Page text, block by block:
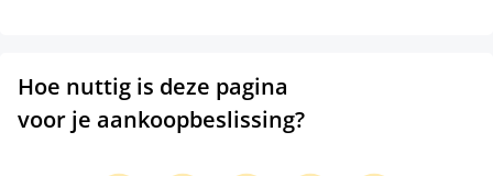
Hoe nuttig is deze pagina
voor je aankoopbeslissing?